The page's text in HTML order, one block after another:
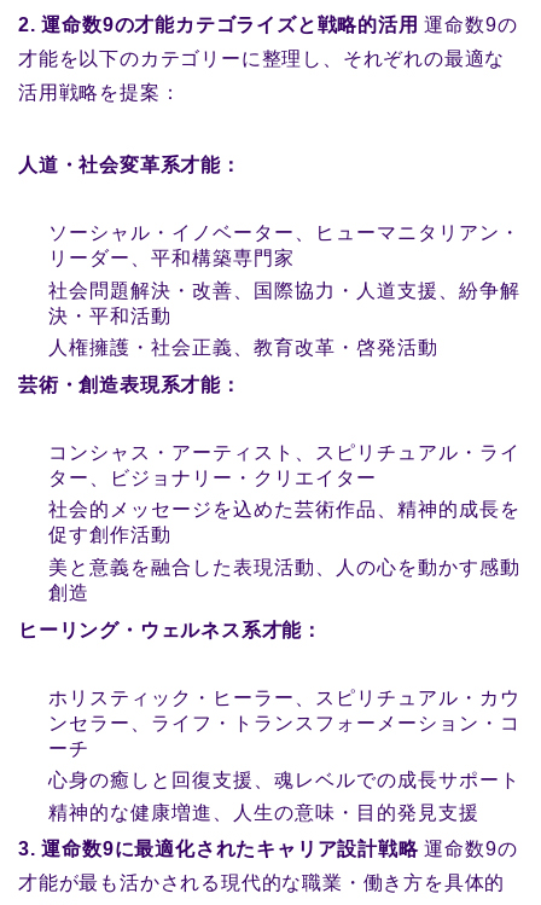
2. 運命数9の才能カテゴライズと戦略的活用 運命数9の
才能を以下のカテゴリーに整理し、それぞれの最適な
活用戦略を提案：
人道・社会変革系才能：
ソーシャル・イノベーター、ヒューマニタリアン・
リーダー、平和構築専門家
社会問題解決・改善、国際協力・人道支援、紛争解
決・平和活動
人権擁護・社会正義、教育改革・啓発活動
芸術・創造表現系才能：
コンシャス・アーティスト、スピリチュアル・ライ
ター、ビジョナリー・クリエイター
社会的メッセージを込めた芸術作品、精神的成長を
促す創作活動
美と意義を融合した表現活動、人の心を動かす感動
創造
ヒーリング・ウェルネス系才能：
ホリスティック・ヒーラー、スピリチュアル・カウ
ンセラー、ライフ・トランスフォーメーション・コ
ーチ
心身の癒しと回復支援、魂レベルでの成長サポート
精神的な健康増進、人生の意味・目的発見支援
3. 運命数9に最適化されたキャリア設計戦略運命数9の
才能が最も活かされる現代的な職業・働き方を具体的